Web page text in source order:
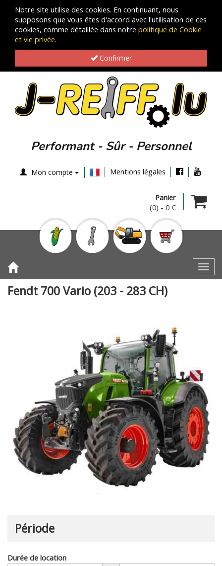
Notre site utilise des cookies. En continuant, nous
supposons que vous êtes d'accord avec l'utilisation de ces
cookies, comme détaillée dans notre politique de Cookie
et vie privée.
Confirmer
Performant - Sûr - Personnel
Mon compte Mentions légales
Panier
(0) - 0 €
Fendt 700 Vario (203 - 283 CH)
Période
Durée de location